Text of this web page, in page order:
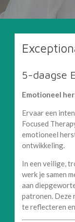
5-daagse
Emotioneel
Ervaar een
Focused
emotioneel
ontwikkeling.
In een veilige,
werk je samen
aan
patronen. Deze
te reflecteren